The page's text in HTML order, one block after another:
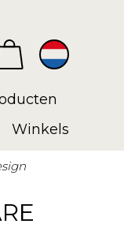
Winkels